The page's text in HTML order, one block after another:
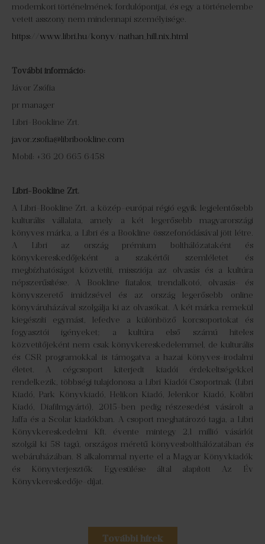
modernkori történelmének fordulópontjai, és egy a történelembe
vetett asszony nem mindennapi személyisége.
https://www.libri.hu/konyv/nathan_hill.nix.html
További információ:
Jávor Zsófia
pr manager
Libri-Bookline Zrt.
javor.zsofia@libribookline.com
Mobil: +36 20 665 6458
Libri-Bookline Zrt.
A Libri-Bookline Zrt. a közép-európai régió egyik legjelentősebb
kulturális vállalata, amely a két legerősebb magyarországi
könyves márka, a Libri és a Bookline összefonódásával jött létre.
A Libri az ország prémium bolthálózataként és
könyvkereskedőjeként a szakértői szemléletet és
megbízhatóságot közvetíti, missziója az olvasás és a kultúra
népszerűsítése. A Bookline fiatalos, trendalkotó, olvasás- és
könyvszerető imidzsével és az ország legerősebb online
könyváruházával szolgálja ki az olvasókat. A két márka remekül
kiegészíti egymást, lefedve a különböző korcsoportokat és
fogyasztói igényeket; a kultúra első számú hiteles
közvetítőjeként nem csak könyvkereskedelemmel, de kulturális
és CSR programokkal is támogatva a hazai könyves-irodalmi
életet. A cégcsoport kiterjedt kiadói érdekeltségekkel
rendelkezik, többségi tulajdonosa a Libri Kiadói Csoportnak (Libri
Kiadó, Park Könyvkiadó, Helikon Kiadó, Jelenkor Kiadó, Kolibri
Kiadó, Diafilmgyártó), 2015-ben pedig részesedést vásárolt a
Jaffa és a Scolar kiadókban. A csoport meghatározó tagja, a Libri
Könyvkereskedelmi Kft. évente mintegy 2,1 millió vásárlót
szolgál ki 58 tagú, országos méretű könyvesbolthálózatában és
webáruházában. 8 alkalommal nyerte el a Magyar Könyvkiadók
és Könyvterjesztők Egyesülése által alapított Az Év
Könyvkereskedője-díjat.
További hírek